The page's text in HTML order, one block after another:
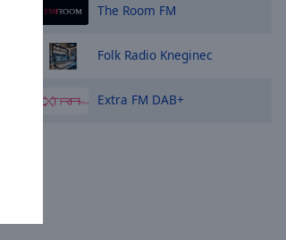
The Room FM
Folk Radio Kneginec
Extra FM DAB+